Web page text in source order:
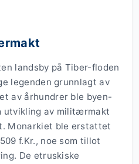
landsby på Tiber-floden
legenden grunnlagt av
av århundrer ble byen-
utvikling av militærmakt
Monarkiet ble erstattet
f.Kr., noe som tillot
De etruskiske